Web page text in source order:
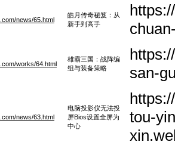
news/65.html
皓月传奇秘笈：从
新手到高手
works/64.html
雄霸三国：战阵编
组与装备策略
san-
news/63.html
电脑投影仪无法投
屏Bios设置全屏为
中心
tou-